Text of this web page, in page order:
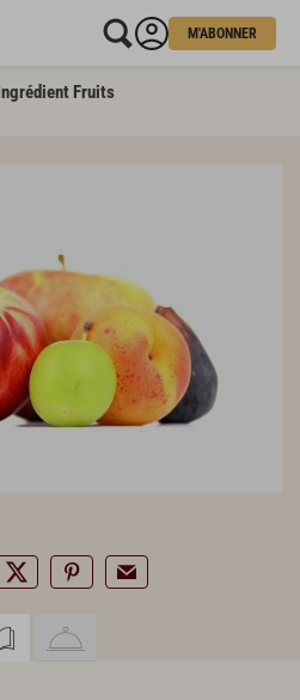
M'ABONNER
Fruits